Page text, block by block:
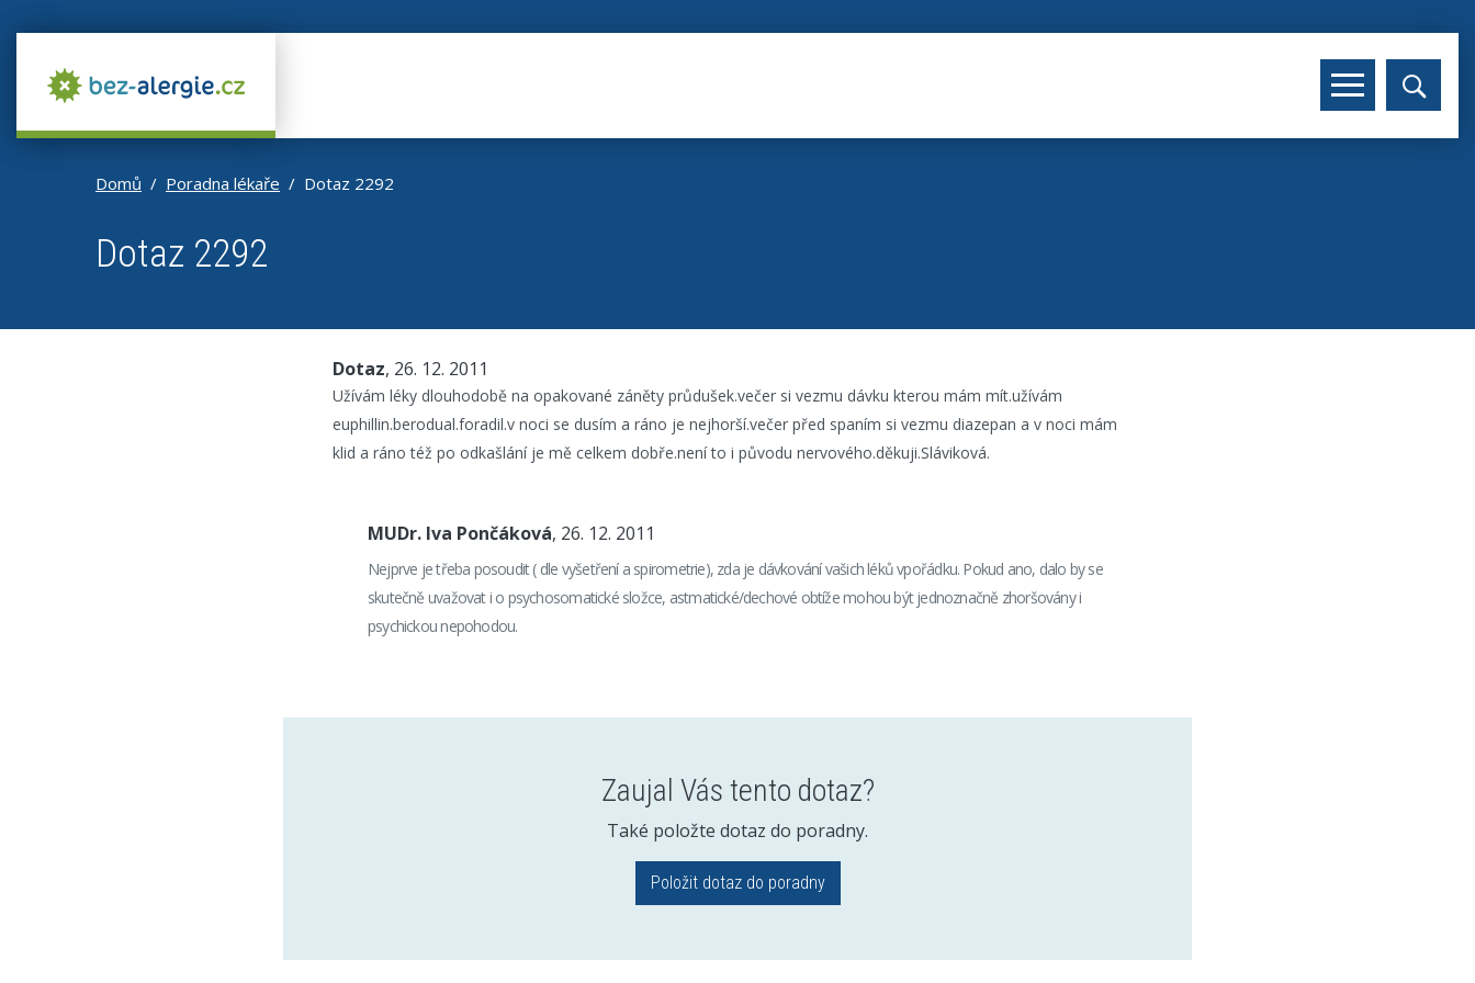
Domů Poradna lékaře Dotaz 2292
Dotaz 2292
Dotaz, 26. 12. 2011
Užívám léky dlouhodobě na opakované záněty průdušek.večer si vezmu dávku kterou mám mít.užívám
euphillin.berodual.foradil.v noci se dusím a ráno je nejhorší.večer před spaním si vezmu diazepan a v noci mám
klid a ráno též po odkašlání je mě celkem dobře.není to i původu nervového.děkuji.Sláviková.
MUDr. Iva Pončáková, 26. 12. 2011
Nejprve je třeba posoudit ( dle vyšetření a spirometrie), zda je dávkování vašich léků vpořádku. Pokud ano, dalo by se
skutečně uvažovat i o psychosomatické složce, astmatické/dechové obtíže mohou být jednoznačně zhoršovány i
psychickou nepohodou.
Zaujal Vás tento dotaz?
Také položte dotaz do poradny.
Položit dotaz do poradny